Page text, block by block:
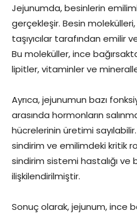
Jejunumda, besinlerin
gerçekleşir. Besin
taşıyıcılar tarafından emilir
Bu moleküller, ince
lipitler, vitaminler ve
Ayrıca, jejunumun bazı
arasında hormonların
hücrelerinin üretimi
sindirim ve emilimdeki kritik
sindirim sistemi hastalığı ve
ilişkilendirilmiştir.
Sonuç olarak, jejunum, ince